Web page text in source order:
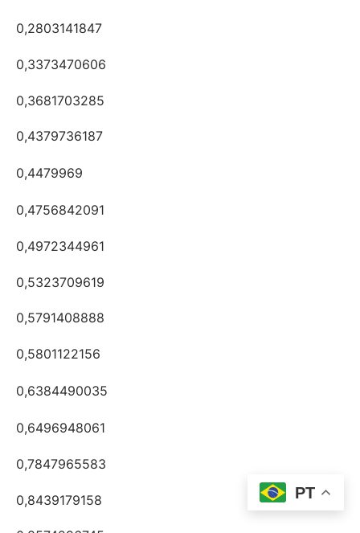
0,2803141847
0,3373470606
0,3681703285
0,4379736187
0,4479969
0,4756842091
0,4972344961
0,5323709619
0,5791408888
0,5801122156
0,6384490035
0,6496948061
0,7847965583
0,8439179158 PT